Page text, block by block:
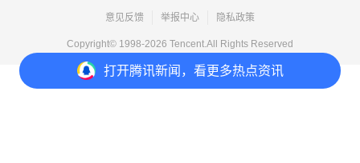
打开腾讯新闻，看更多热点资讯
意见反馈 举报中心 隐私政策
Copyright© 1998-2026 Tencent.All Rights Reserved